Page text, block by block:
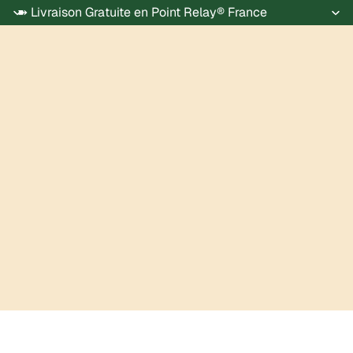
➽ Livraison Gratuite en Point Relay® France